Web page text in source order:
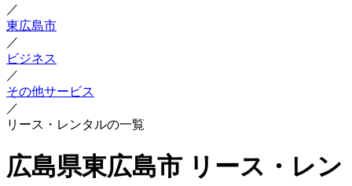
／
東広島市
／
ビジネス
／
その他サービス
／
リース・レンタルの一覧
広島県東広島市 リース・レン